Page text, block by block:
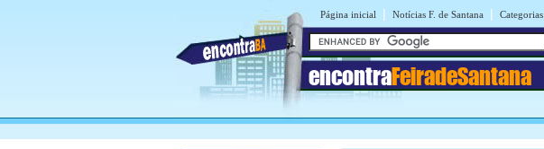
Página inicial | Notícias F. de Santana | Categorias
encontraFeiradeSantana